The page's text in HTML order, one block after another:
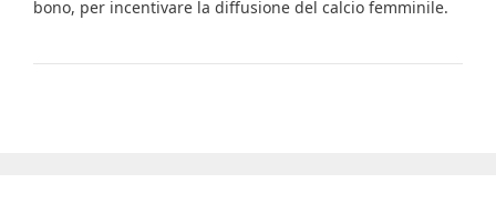
bono, per incentivare la diffusione del calcio femminile.